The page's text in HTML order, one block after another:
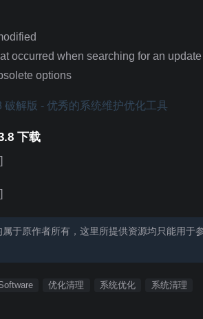
occurred when searching for an update
options
下载
于原作者所有，这里所提供资源均只能用
优化清理 系统优化 系统清理